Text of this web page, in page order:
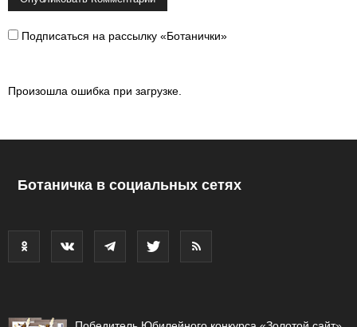
Подписаться на рассылку «Ботанички»
Произошла ошибка при загрузке.
Ботаничка в социальных сетях